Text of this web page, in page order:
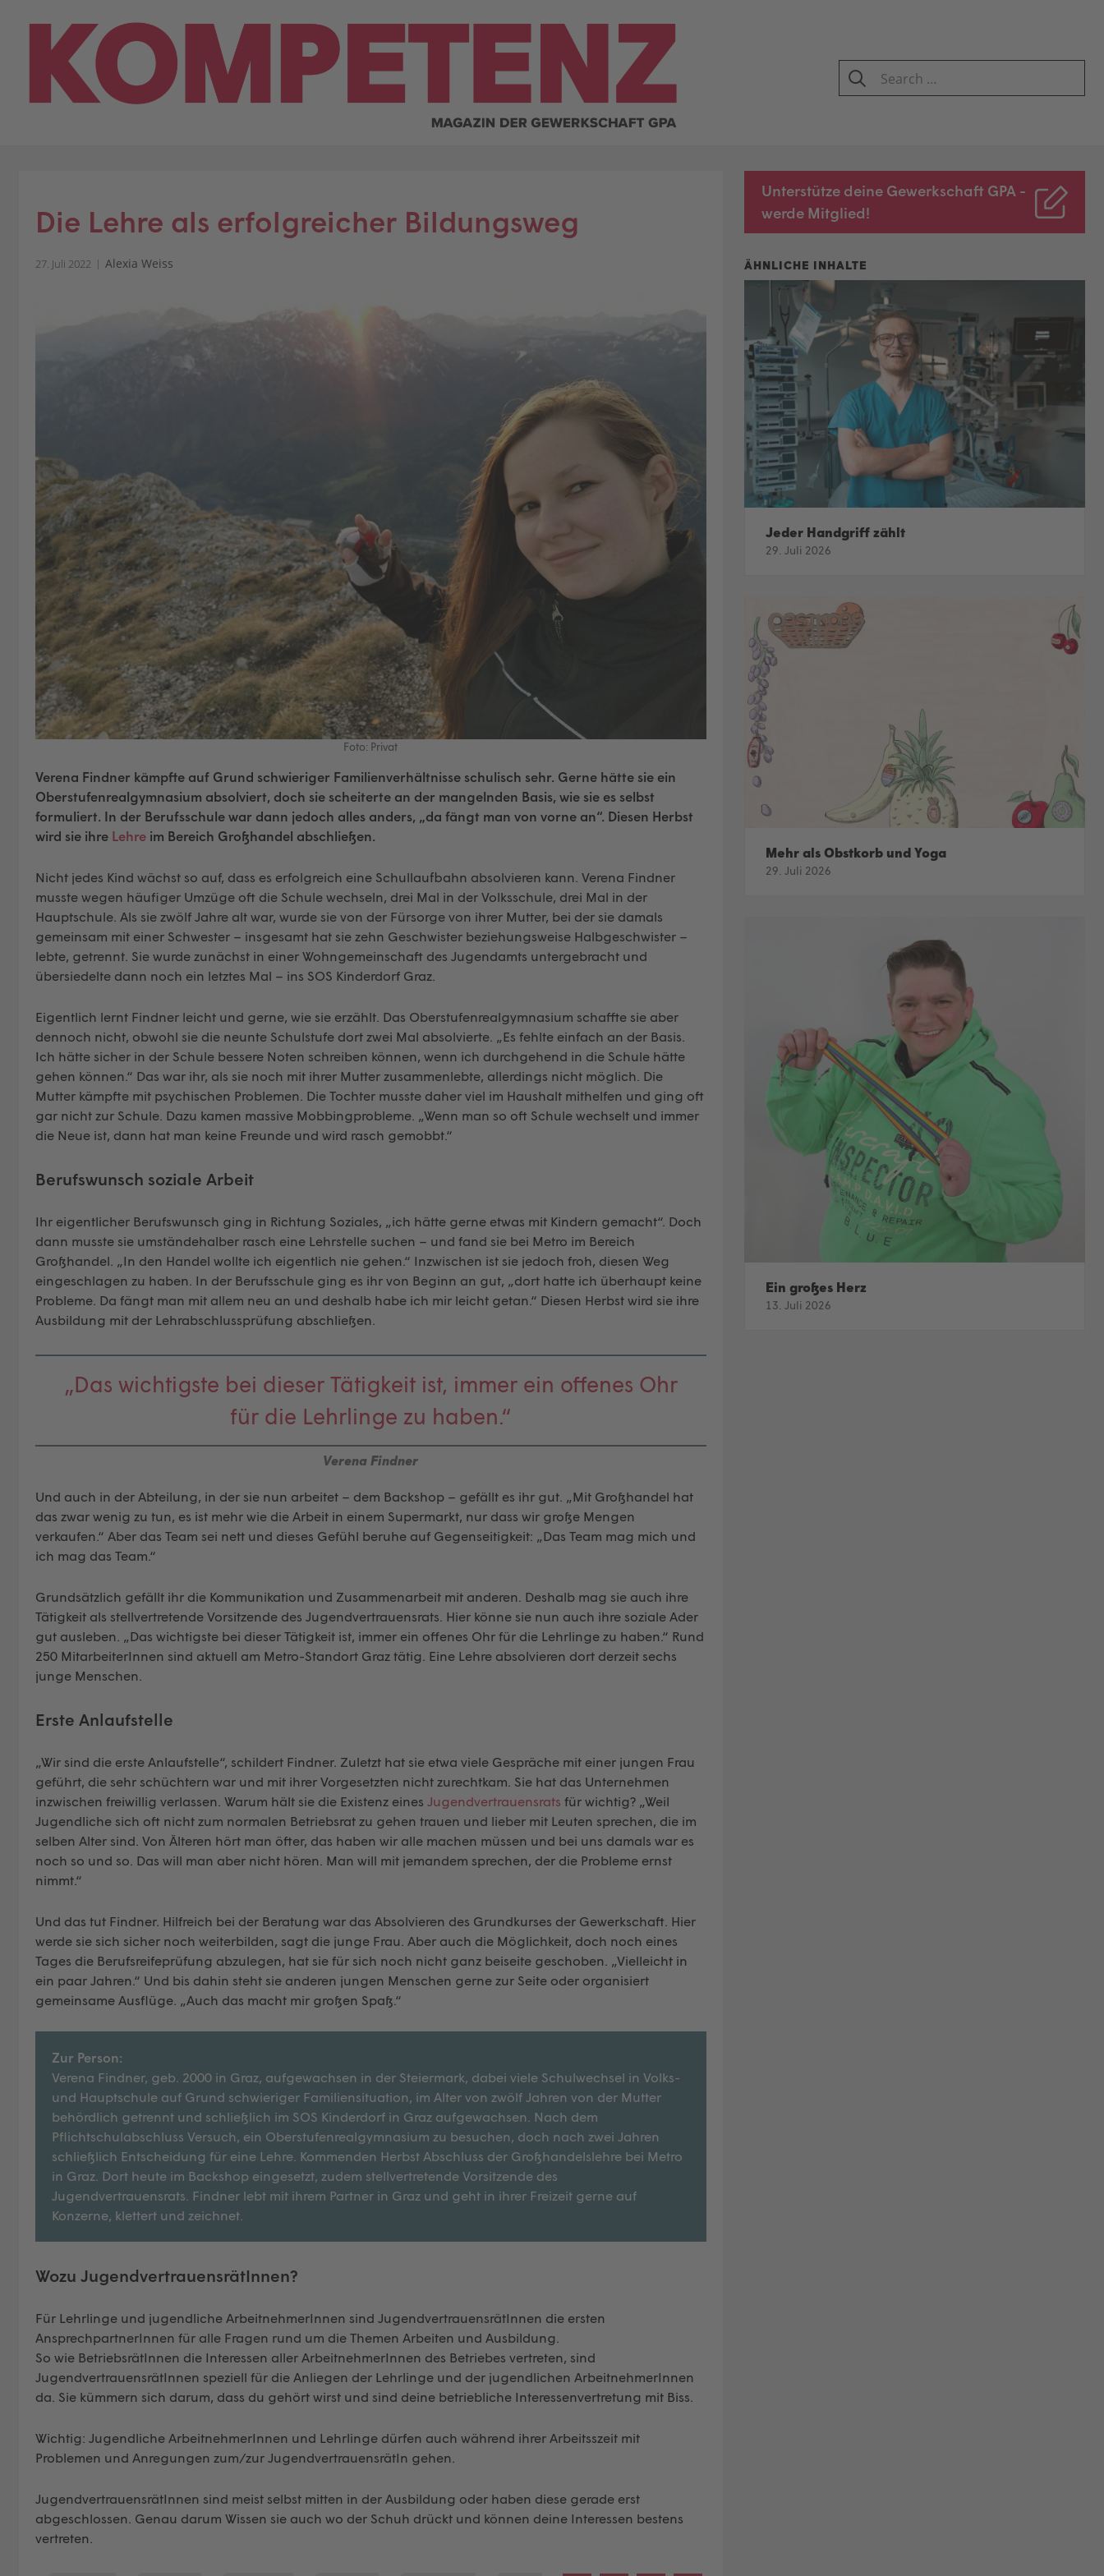
SEARCH
Search
for:
Die Lehre als erfolgreicher Bildungsweg
27. Juli 2022 Alexia Weiss
Foto: Privat
Verena Findner kämpfte auf Grund schwieriger Familienverhältnisse schulisch sehr. Gerne hätte sie ein
Oberstufenrealgymnasium absolviert, doch sie scheiterte an der mangelnden Basis, wie sie es selbst
formuliert. In der Berufsschule war dann jedoch alles anders, „da fängt man von vorne an“. Diesen Herbst
wird sie ihre Lehre im Bereich Großhandel abschließen.
Nicht jedes Kind wächst so auf, dass es erfolgreich eine Schullaufbahn absolvieren kann. Verena Findner
musste wegen häufiger Umzüge oft die Schule wechseln, drei Mal in der Volksschule, drei Mal in der
Hauptschule. Als sie zwölf Jahre alt war, wurde sie von der Fürsorge von ihrer Mutter, bei der sie damals
gemeinsam mit einer Schwester – insgesamt hat sie zehn Geschwister beziehungsweise Halbgeschwister –
lebte, getrennt. Sie wurde zunächst in einer Wohngemeinschaft des Jugendamts untergebracht und
übersiedelte dann noch ein letztes Mal – ins SOS Kinderdorf Graz.
Eigentlich lernt Findner leicht und gerne, wie sie erzählt. Das Oberstufenrealgymnasium schaffte sie aber
dennoch nicht, obwohl sie die neunte Schulstufe dort zwei Mal absolvierte. „Es fehlte einfach an der Basis.
Ich hätte sicher in der Schule bessere Noten schreiben können, wenn ich durchgehend in die Schule hätte
gehen können.“ Das war ihr, als sie noch mit ihrer Mutter zusammenlebte, allerdings nicht möglich. Die
Mutter kämpfte mit psychischen Problemen. Die Tochter musste daher viel im Haushalt mithelfen und ging oft
gar nicht zur Schule. Dazu kamen massive Mobbingprobleme. „Wenn man so oft Schule wechselt und immer
die Neue ist, dann hat man keine Freunde und wird rasch gemobbt.“
Berufswunsch soziale Arbeit
Ihr eigentlicher Berufswunsch ging in Richtung Soziales, „ich hätte gerne etwas mit Kindern gemacht“. Doch
dann musste sie umständehalber rasch eine Lehrstelle suchen – und fand sie bei Metro im Bereich
Großhandel. „In den Handel wollte ich eigentlich nie gehen.“ Inzwischen ist sie jedoch froh, diesen Weg
eingeschlagen zu haben. In der Berufsschule ging es ihr von Beginn an gut, „dort hatte ich überhaupt keine
Probleme. Da fängt man mit allem neu an und deshalb habe ich mir leicht getan.“ Diesen Herbst wird sie ihre
Ausbildung mit der Lehrabschlussprüfung abschließen.
„Das wichtigste bei dieser Tätigkeit ist, immer ein offenes Ohr
für die Lehrlinge zu haben.“
Verena Findner
Und auch in der Abteilung, in der sie nun arbeitet – dem Backshop – gefällt es ihr gut. „Mit Großhandel hat
das zwar wenig zu tun, es ist mehr wie die Arbeit in einem Supermarkt, nur dass wir große Mengen
verkaufen.“ Aber das Team sei nett und dieses Gefühl beruhe auf Gegenseitigkeit: „Das Team mag mich und
ich mag das Team.“
Grundsätzlich gefällt ihr die Kommunikation und Zusammenarbeit mit anderen. Deshalb mag sie auch ihre
Tätigkeit als stellvertretende Vorsitzende des Jugendvertrauensrats. Hier könne sie nun auch ihre soziale Ader
gut ausleben. „Das wichtigste bei dieser Tätigkeit ist, immer ein offenes Ohr für die Lehrlinge zu haben.“ Rund
250 MitarbeiterInnen sind aktuell am Metro-Standort Graz tätig. Eine Lehre absolvieren dort derzeit sechs
junge Menschen.
Erste Anlaufstelle
„Wir sind die erste Anlaufstelle“, schildert Findner. Zuletzt hat sie etwa viele Gespräche mit einer jungen Frau
geführt, die sehr schüchtern war und mit ihrer Vorgesetzten nicht zurechtkam. Sie hat das Unternehmen
inzwischen freiwillig verlassen. Warum hält sie die Existenz eines Jugendvertrauensrats für wichtig? „Weil
Jugendliche sich oft nicht zum normalen Betriebsrat zu gehen trauen und lieber mit Leuten sprechen, die im
selben Alter sind. Von Älteren hört man öfter, das haben wir alle machen müssen und bei uns damals war es
noch so und so. Das will man aber nicht hören. Man will mit jemandem sprechen, der die Probleme ernst
nimmt.“
Und das tut Findner. Hilfreich bei der Beratung war das Absolvieren des Grundkurses der Gewerkschaft. Hier
werde sie sich sicher noch weiterbilden, sagt die junge Frau. Aber auch die Möglichkeit, doch noch eines
Tages die Berufsreifeprüfung abzulegen, hat sie für sich noch nicht ganz beiseite geschoben. „Vielleicht in
ein paar Jahren.“ Und bis dahin steht sie anderen jungen Menschen gerne zur Seite oder organisiert
gemeinsame Ausflüge. „Auch das macht mir großen Spaß.“
Zur Person:
Verena Findner, geb. 2000 in Graz, aufgewachsen in der Steiermark, dabei viele Schulwechsel in Volks-
und Hauptschule auf Grund schwieriger Familiensituation, im Alter von zwölf Jahren von der Mutter
behördlich getrennt und schließlich im SOS Kinderdorf in Graz aufgewachsen. Nach dem
Pflichtschulabschluss Versuch, ein Oberstufenrealgymnasium zu besuchen, doch nach zwei Jahren
schließlich Entscheidung für eine Lehre. Kommenden Herbst Abschluss der Großhandelslehre bei Metro
in Graz. Dort heute im Backshop eingesetzt, zudem stellvertretende Vorsitzende des
Jugendvertrauensrats. Findner lebt mit ihrem Partner in Graz und geht in ihrer Freizeit gerne auf
Konzerne, klettert und zeichnet.
Wozu JugendvertrauensrätInnen?
Für Lehrlinge und jugendliche ArbeitnehmerInnen sind JugendvertrauensrätInnen die ersten
AnsprechpartnerInnen für alle Fragen rund um die Themen Arbeiten und Ausbildung.
So wie BetriebsrätInnen die Interessen aller ArbeitnehmerInnen des Betriebes vertreten, sind
JugendvertrauensrätInnen speziell für die Anliegen der Lehrlinge und der jugendlichen ArbeitnehmerInnen
da. Sie kümmern sich darum, dass du gehört wirst und sind deine betriebliche Interessenvertretung mit Biss.
Wichtig: Jugendliche ArbeitnehmerInnen und Lehrlinge dürfen auch während ihrer Arbeitsszeit mit
Problemen und Anregungen zum/zur JugendvertrauensrätIn gehen.
JugendvertrauensrätInnen sind meist selbst mitten in der Ausbildung oder haben diese gerade erst
abgeschlossen. Genau darum Wissen sie auch wo der Schuh drückt und können deine Interessen bestens
vertreten.
Unterstütze deine Gewerkschaft GPA -
werde Mitglied!
Jeder Handgriff zählt
29. Juli 2026
Mehr als Obstkorb und Yoga
29. Juli 2026
Ein großes Herz
13. Juli 2026